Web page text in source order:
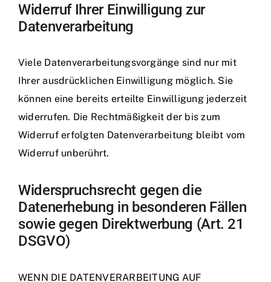
Widerruf Ihrer Einwilligung zur
Datenverarbeitung
Viele Datenverarbeitungsvorgänge sind nur mit
Ihrer ausdrücklichen Einwilligung möglich. Sie
können eine bereits erteilte Einwilligung jederzeit
widerrufen. Die Rechtmäßigkeit der bis zum
Widerruf erfolgten Datenverarbeitung bleibt vom
Widerruf unberührt.
Widerspruchsrecht gegen die
Datenerhebung in besonderen Fällen
sowie gegen Direktwerbung (Art. 21
DSGVO)
WENN DIE DATENVERARBEITUNG AUF